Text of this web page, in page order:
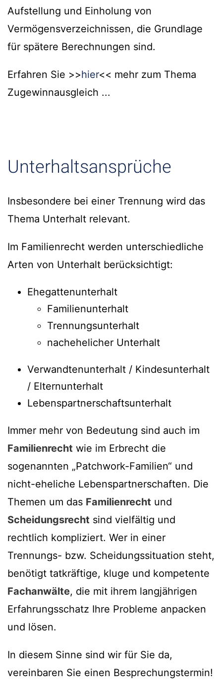
Aufstellung und Einholung von
Vermögensverzeichnissen, die Grundlage
für spätere Berechnungen sind.
Erfahren Sie >>hier<< mehr zum Thema
Zugewinnausgleich ...
Unterhaltsansprüche
Insbesondere bei einer Trennung wird das
Thema Unterhalt relevant.
Im Familienrecht werden unterschiedliche
Arten von Unterhalt berücksichtigt:
Ehegattenunterhalt
Familienunterhalt
Trennungsunterhalt
nachehelicher Unterhalt
Verwandtenunterhalt / Kindesunterhalt
/ Elternunterhalt
Lebenspartnerschaftsunterhalt
Immer mehr von Bedeutung sind auch im
Familienrecht wie im Erbrecht die
sogenannten „Patchwork-Familien“ und
nicht-eheliche Lebenspartnerschaften. Die
Themen um das Familienrecht und
Scheidungsrecht sind vielfältig und
rechtlich kompliziert. Wer in einer
Trennungs- bzw. Scheidungssituation steht,
benötigt tatkräftige, kluge und kompetente
Fachanwälte, die mit ihrem langjährigen
Erfahrungsschatz Ihre Probleme anpacken
und lösen.
In diesem Sinne sind wir für Sie da,
vereinbaren Sie einen Besprechungstermin!